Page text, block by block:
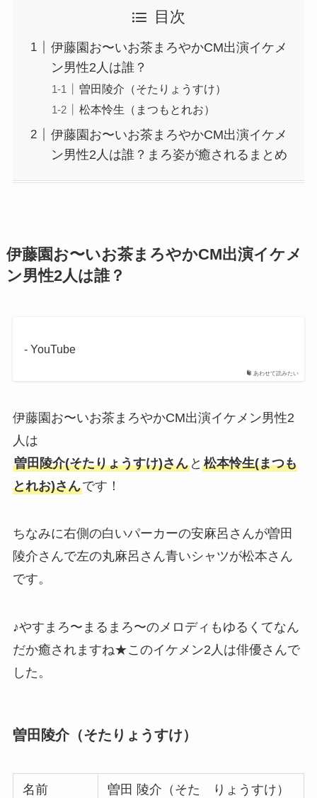
目次
伊藤園お〜いお茶まろやかCM出演イケメ
ン男性2人は誰？
曽田陵介（そたりょうすけ）
松本怜生（まつもとれお）
伊藤園お〜いお茶まろやかCM出演イケメ
ン男性2人は誰？まろ姿が癒されるまとめ
伊藤園お〜いお茶まろやかCM出演イケメ
ン男性2人は誰？
あわせて読みたい
- YouTube
伊藤園お〜いお茶まろやかCM出演イケメン男性2
人は
曽田陵介(そたりょうすけ)さんと 松本怜生(まつも
とれお)さんです！
ちなみに右側の白いパーカーの安麻呂さんが曽田
陵介さんで左の丸麻呂さん青いシャツが松本さん
です。
♪やすまろ〜まるまろ〜のメロディもゆるくてなん
だか癒されますね★このイケメン2人は俳優さんで
した。
曽田陵介（そたりょうすけ）
名前 曽田 陵介（そた りょうすけ）